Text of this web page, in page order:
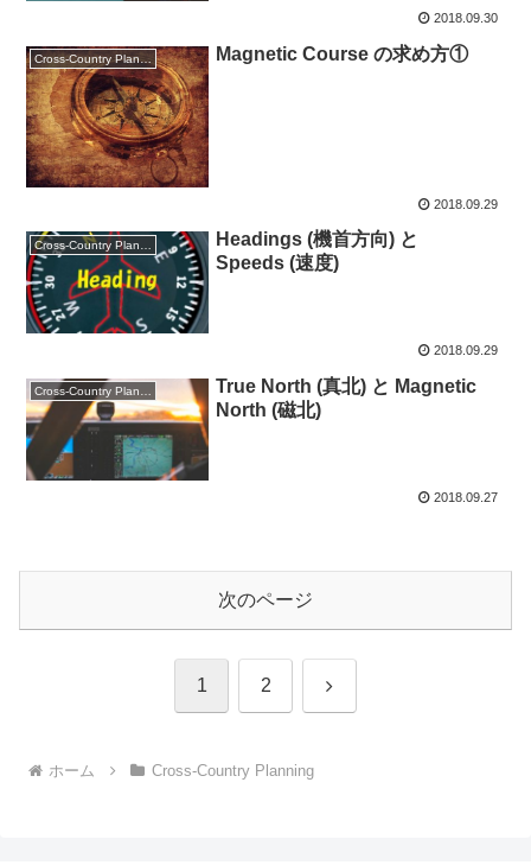
2018.09.30
Magnetic Course の求め方①
2018.09.29
Headings (機首方向) と
Speeds (速度)
2018.09.29
Cross-Country Planning
True North (真北) と Magnetic
North (磁北)
2018.09.27
次のページ
1 2 次
ホーム Cross-Country Planning